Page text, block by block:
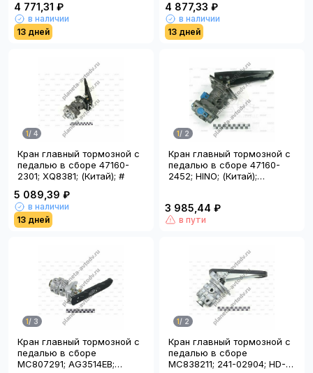
4 771,31 ₽
в наличии
13 дней
4 877,33 ₽
в наличии
13 дней
1/ 4
Кран главный тормозной с
педалью в сборе 47160-
2301; XQ8381; (Китай); #
5 089,39 ₽
в наличии
13 дней
1/ 2
Кран главный тормозной с
педалью в сборе 47160-
2452; HINO; (Китай);
3 985,44 ₽
в пути
1/ 3
Кран главный тормозной с
педалью в сборе
MC807291; AG3514EB;
1/ 2
Кран главный тормозной с
педалью в сборе
MC838211; 241-02904; HD-